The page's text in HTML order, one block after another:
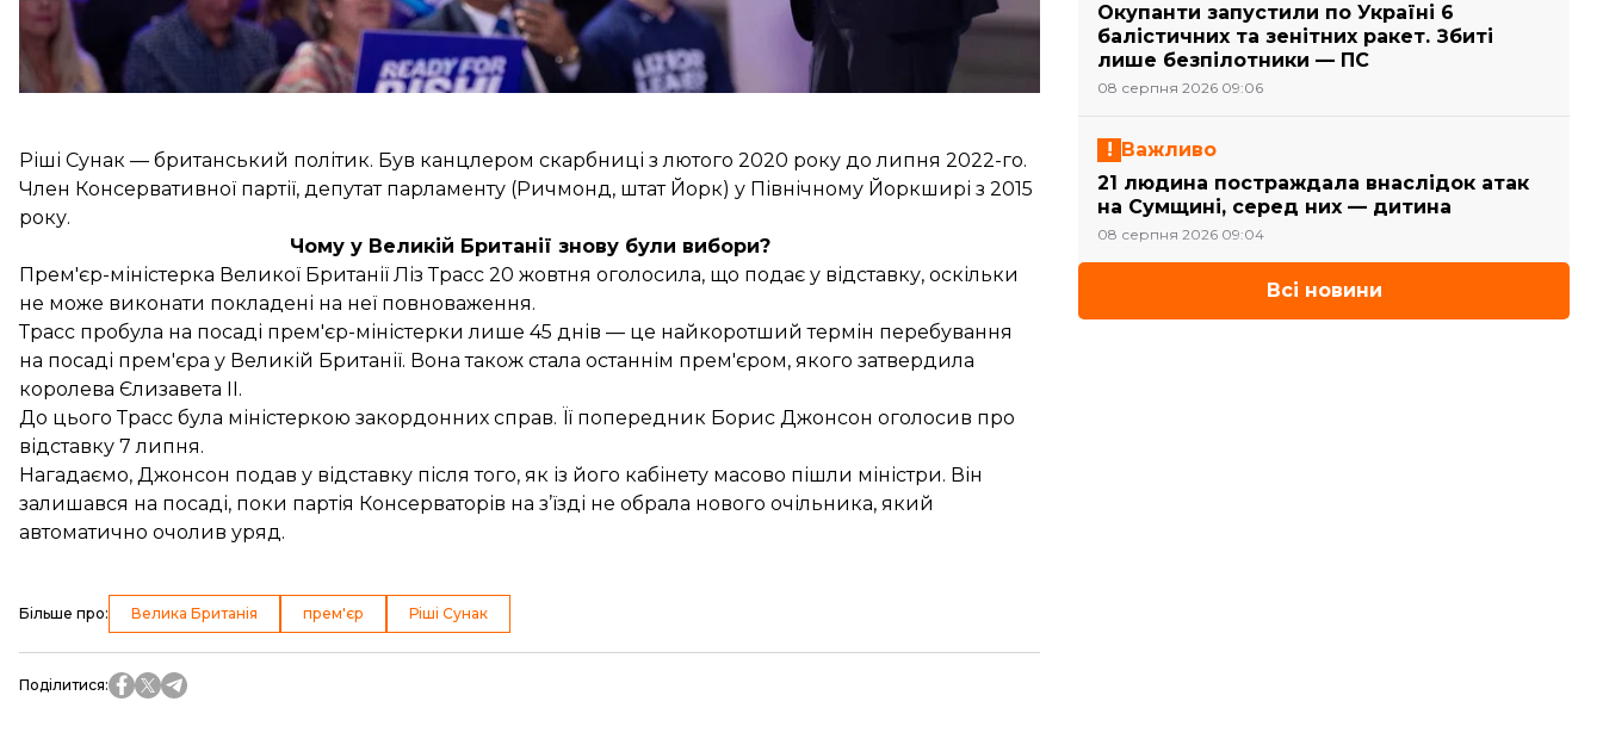
Ріші Сунак — британський політик. Був канцлером скарбниці з лютого 2020 року до липня 2022-го.
Член Консервативної партії, депутат парламенту (Ричмонд, штат Йорк) у Північному Йоркширі з 2015
року.
Чому у Великій Британії знову були вибори?
Прем'єр-міністерка Великої Британії Ліз Трасс 20 жовтня оголосила, що подає у відставку, оскільки
не може виконати покладені на неї повноваження.
Трасс пробула на посаді прем'єр-міністерки лише 45 днів — це найкоротший термін перебування
на посаді прем'єра у Великій Британії. Вона також стала останнім прем'єром, якого затвердила
королева Єлизавета II.
До цього Трасс була міністеркою закордонних справ. Її попередник Борис Джонсон оголосив про
відставку 7 липня.
Нагадаємо, Джонсон подав у відставку після того, як із його кабінету масово пішли міністри. Він
залишався на посаді, поки партія Консерваторів на з’їзді не обрала нового очільника, який
автоматично очолив уряд.
Більше про: Велика Британія прем'єр Ріші Сунак
Поділитися:
Окупанти запустили по Україні 6
балістичних та зенітних ракет. Збиті
лише безпілотники — ПС
08 серпня 2026 09:06
Важливо
21 людина постраждала внаслідок атак
на Сумщині, серед них — дитина
08 серпня 2026 09:04
Всі новини